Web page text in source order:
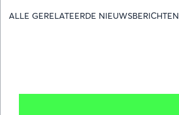
ALLE GERELATEERDE NIEUWSBERICHTEN